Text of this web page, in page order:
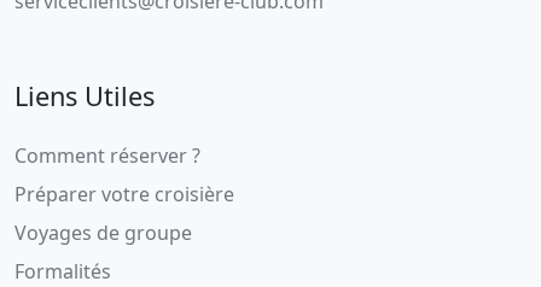
Liens Utiles
Comment réserver ?
Préparer votre croisière
Voyages de groupe
Formalités